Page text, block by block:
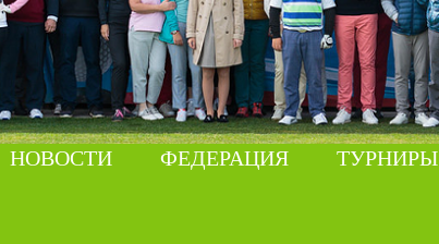
НОВОСТИ ФЕДЕРАЦИЯ ТУРНИРЫ